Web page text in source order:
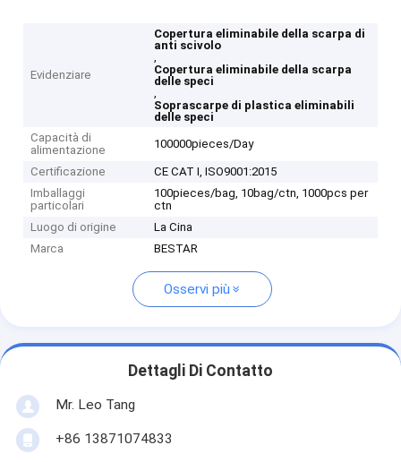
Evidenziare
Copertura eliminabile della scarpa di
anti scivolo
,
Copertura eliminabile della scarpa
delle speci
,
Soprascarpe di plastica eliminabili
delle speci
Capacità di
alimentazione
100000pieces/Day
Certificazione
CE CAT I, ISO9001:2015
Imballaggi
particolari
100pieces/bag, 10bag/ctn, 1000pcs per
ctn
Luogo di origine
La Cina
Marca
BESTAR
Osservi più
Dettagli Di Contatto
Mr. Leo Tang
+86 13871074833